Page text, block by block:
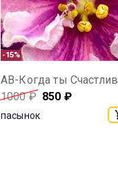
-15%
АВ-Когда ты
1000₽ 850 ₽
пасынок